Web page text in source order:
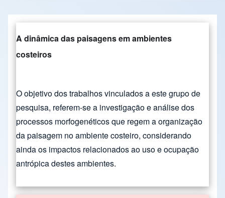
A dinâmica das paisagens em ambientes
costeiros
O objetivo dos trabalhos vinculados a este grupo de
pesquisa, referem-se a investigação e análise dos
processos morfogenéticos que regem a organização
da paisagem no ambiente costeiro, considerando
ainda os impactos relacionados ao uso e ocupação
antrópica destes ambientes.